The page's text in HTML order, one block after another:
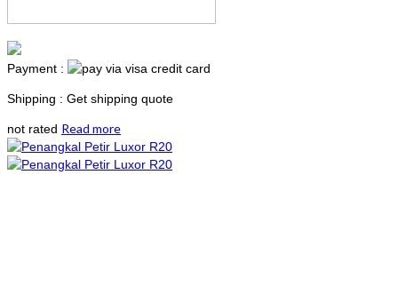
Payment :
Shipping : Get shipping quote
not rated Read more